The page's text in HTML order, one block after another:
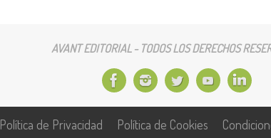
papel
cantidad
AVANT EDITORIAL - TODOS LOS DERECHOS
Política de Privacidad Política de Cookies